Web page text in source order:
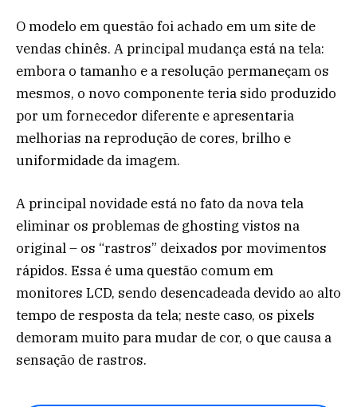
O modelo em questão foi achado em um site de
vendas chinês. A principal mudança está na tela:
embora o tamanho e a resolução permaneçam os
mesmos, o novo componente teria sido produzido
por um fornecedor diferente e apresentaria
melhorias na reprodução de cores, brilho e
uniformidade da imagem.
A principal novidade está no fato da nova tela
eliminar os problemas de ghosting vistos na
original – os “rastros” deixados por movimentos
rápidos. Essa é uma questão comum em
monitores LCD, sendo desencadeada devido ao alto
tempo de resposta da tela; neste caso, os pixels
demoram muito para mudar de cor, o que causa a
sensação de rastros.